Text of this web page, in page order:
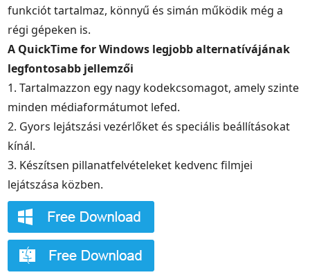
funkciót tartalmaz, könnyű és simán működik még a
régi gépeken is.
A QuickTime for Windows legjobb alternatívájának
legfontosabb jellemzői
1. Tartalmazzon egy nagy kodekcsomagot, amely szinte
minden médiaformátumot lefed.
2. Gyors lejátszási vezérlőket és speciális beállításokat
kínál.
3. Készítsen pillanatfelvételeket kedvenc filmjei
lejátszása közben.